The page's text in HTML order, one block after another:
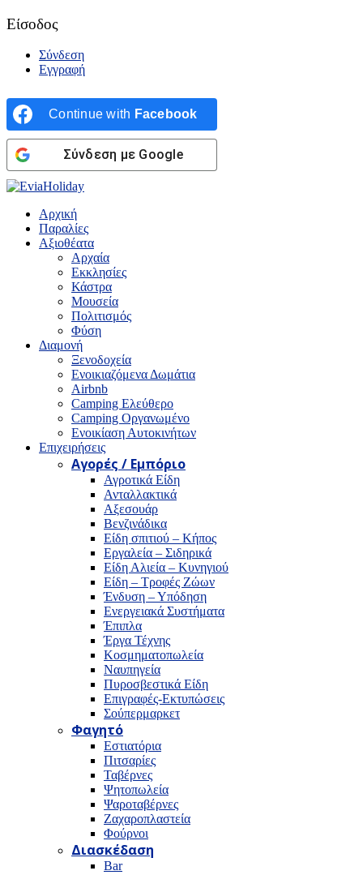
Είσοδος
Σύνδεση
Εγγραφή
Continue with Facebook
Σύνδεση με Google
Αρχική
Παραλίες
Αξιοθέατα
Αρχαία
Εκκλησίες
Κάστρα
Μουσεία
Πολιτισμός
Φύση
Διαμονή
Ξενοδοχεία
Ενοικιαζόμενα Δωμάτια
Airbnb
Camping Ελεύθερο
Camping Οργανωμένο
Ενοικίαση Αυτοκινήτων
Επιχειρήσεις
Αγορές / Εμπόριο
Αγροτικά Είδη
Ανταλλακτικά
Αξεσουάρ
Βενζινάδικα
Είδη σπιτιού – Κήπος
Εργαλεία – Σιδηρικά
Είδη Αλιεία – Κυνηγιού
Είδη – Τροφές Ζώων
Ένδυση – Υπόδηση
Ενεργειακά Συστήματα
Έπιπλα
Έργα Τέχνης
Κοσμηματοπωλεία
Ναυπηγεία
Πυροσβεστικά Είδη
Επιγραφές-Εκτυπώσεις
Σούπερμαρκετ
Φαγητό
Εστιατόρια
Πιτσαρίες
Ταβέρνες
Ψητοπωλεία
Ψαροταβέρνες
Ζαχαροπλαστεία
Φούρνοι
Διασκέδαση
Bar